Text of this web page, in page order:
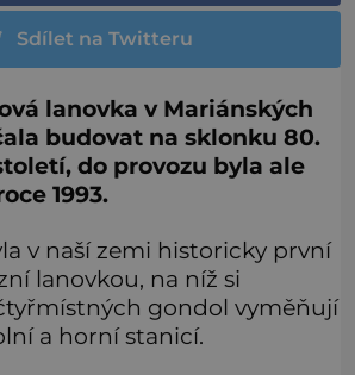
Sdílet na Twitteru
lanovka v Mariánských
budovat na sklonku 80.
do provozu byla ale
1993.
v naší zemi historicky první
lanovkou, na níž si
gondol vyměňují
a horní stanicí.